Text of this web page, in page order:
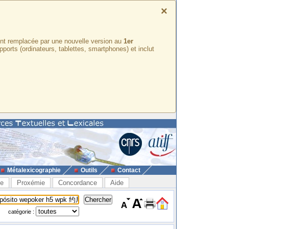
×
remplacée par une nouvelle version au 1er
(ordinateurs, tablettes, smartphones) et inclut
Métalexicographie Outils Contact
Proxémie Concordance Aide
catégorie :